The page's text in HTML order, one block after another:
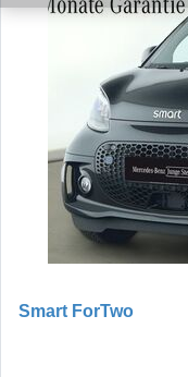
Smart ForTwo